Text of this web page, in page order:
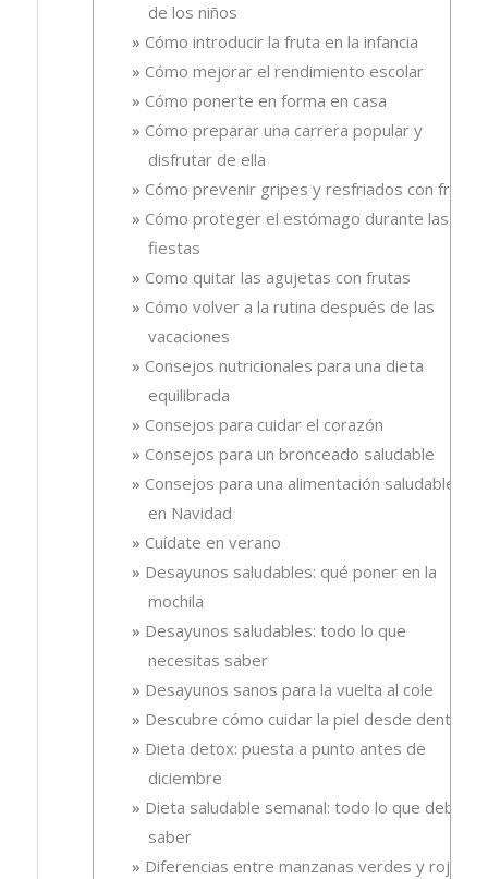
de los niños
Cómo introducir la fruta en la infancia
Cómo mejorar el rendimiento escolar
Cómo ponerte en forma en casa
Cómo preparar una carrera popular y
disfrutar de ella
Cómo prevenir gripes y resfriados con fruta.
Cómo proteger el estómago durante las
fiestas
Como quitar las agujetas con frutas
Cómo volver a la rutina después de las
vacaciones
Consejos nutricionales para una dieta
equilibrada
Consejos para cuidar el corazón
Consejos para un bronceado saludable
Consejos para una alimentación saludable
en Navidad
Cuídate en verano
Desayunos saludables: qué poner en la
mochila
Desayunos saludables: todo lo que
necesitas saber
Desayunos sanos para la vuelta al cole
Descubre cómo cuidar la piel desde dentro
Dieta detox: puesta a punto antes de
diciembre
Dieta saludable semanal: todo lo que debes
saber
Diferencias entre manzanas verdes y rojas